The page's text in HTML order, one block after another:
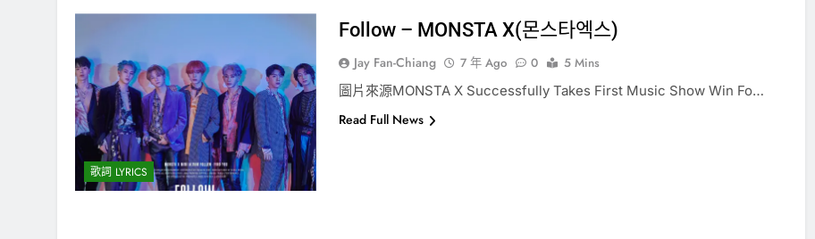
歌詞 LYRICS
Follow – MONSTA X(몬스타엑스)
Jay Fan-Chiang 7 年 Ago 0
5 Mins
圖片來源MONSTA X Successfully Takes First Music Show Win Fo…
Read Full News